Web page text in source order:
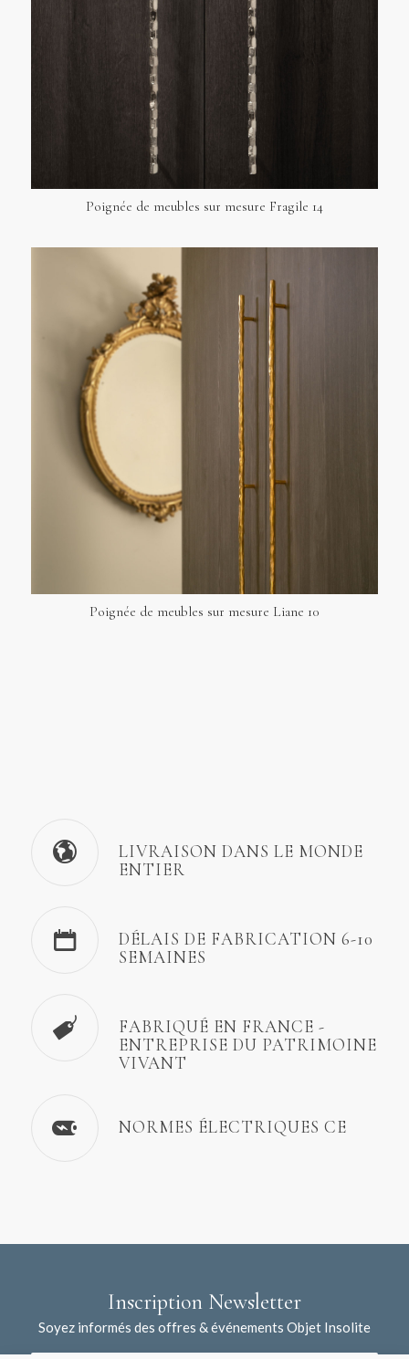
Poignée de meubles sur mesure Fragile 14
Poignée de meubles sur mesure Liane 10
LIVRAISON DANS LE MONDE
ENTIER
DÉLAIS DE FABRICATION 6-10
SEMAINES
FABRIQUÉ EN FRANCE -
ENTREPRISE DU PATRIMOINE
VIVANT
NORMES ÉLECTRIQUES CE
Inscription Newsletter
Soyez informés des offres & événements Objet Insolite